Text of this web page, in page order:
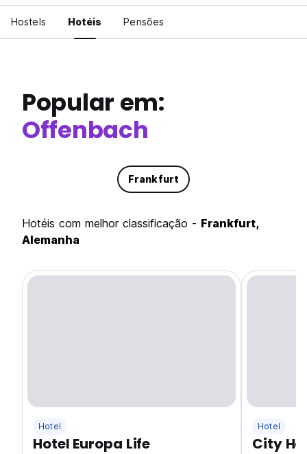
Hostels Hotéis Pensões
Popular em:
Offenbach
Frankfurt
hotéis com melhor classificação - Frankfurt,
Alemanha
Hotel
Hotel Europa Life
Hotel
City